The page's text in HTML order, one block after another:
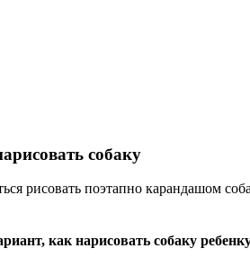
собаку
рисовать поэтапно карандашом
как нарисовать собаку